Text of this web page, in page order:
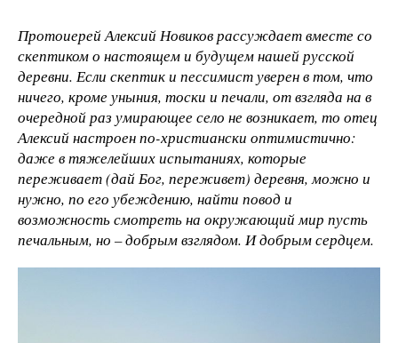
Протоиерей Алексий Новиков рассуждает вместе со
скептиком о настоящем и будущем нашей русской
деревни. Если скептик и пессимист уверен в том, что
ничего, кроме уныния, тоски и печали, от взгляда на в
очередной раз умирающее село не возникает, то отец
Алексий настроен по-христиански оптимистично:
даже в тяжелейших испытаниях, которые
переживает (дай Бог, переживет) деревня, можно и
нужно, по его убеждению, найти повод и
возможность смотреть на окружающий мир пусть
печальным, но – добрым взглядом. И добрым сердцем.